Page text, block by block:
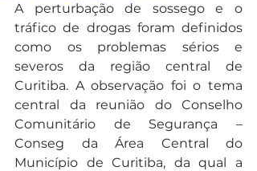
A perturbação de sossego e o
tráfico de drogas foram definidos
como os problemas sérios e
severos da região central de
Curitiba. A observação foi o tema
central da reunião do Conselho
Comunitário de Segurança –
Conseg da Área Central do
Município de Curitiba, da qual a